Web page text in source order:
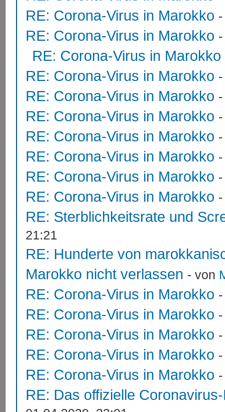
RE: Corona-Virus in Marokko
RE: Corona-Virus in Marokko
RE: Corona-Virus in Marokko
RE: Corona-Virus in Marokko
RE: Corona-Virus in Marokko
RE: Corona-Virus in Marokko
RE: Corona-Virus in Marokko
RE: Corona-Virus in Marokko
RE: Corona-Virus in Marokko
RE: Corona-Virus in Marokko
RE: Sterblichkeitsrate und
21:21
RE: Hunderte von
Marokko nicht verlassen - von
RE: Corona-Virus in Marokko
RE: Corona-Virus in Marokko
RE: Corona-Virus in Marokko
RE: Corona-Virus in Marokko
RE: Corona-Virus in Marokko
RE: Das offizielle